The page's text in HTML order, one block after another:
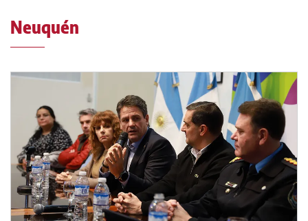
Neuquén